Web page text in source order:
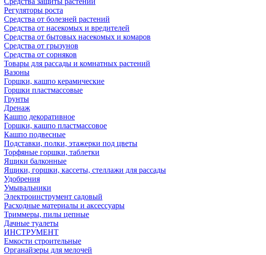
Регуляторы роста
Средства от болезней растений
Средства от насекомых и вредителей
Средства от бытовых насекомых и комаров
Средства от грызунов
Средства от сорняков
Товары для рассады и комнатных растений
Вазоны
Горшки, кашпо керамические
Горшки пластмассовые
Грунты
Дренаж
Кашпо декоративное
Горшки, кашпо пластмассовое
Кашпо подвесные
Подставки, полки, этажерки под цветы
Торфяные горшки, таблетки
Ящики балконные
Ящики, горшки, кассеты, стеллажи для рассады
Удобрения
Умывальники
Электроинструмент садовый
Расходные материалы и аксессуары
Триммеры, пилы цепные
Дачные туалеты
ИНСТРУМЕНТ
Емкости строительные
Органайзеры для мелочей